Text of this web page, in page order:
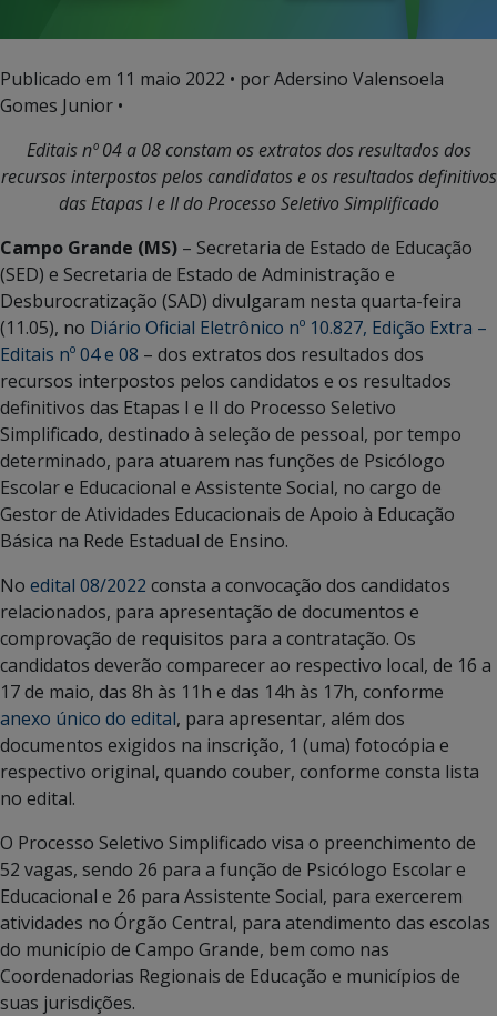
Publicado em 11 maio 2022 • por Adersino Valensoela
Gomes Junior •
Editais nº 04 a 08 constam os extratos dos resultados dos
recursos interpostos pelos candidatos e os resultados definitivos
das Etapas I e II do Processo Seletivo Simplificado
Campo Grande (MS) – Secretaria de Estado de Educação
(SED) e Secretaria de Estado de Administração e
Desburocratização (SAD) divulgaram nesta quarta-feira
(11.05), no Diário Oficial Eletrônico nº 10.827, Edição Extra –
Editais nº 04 e 08 – dos extratos dos resultados dos
recursos interpostos pelos candidatos e os resultados
definitivos das Etapas I e II do Processo Seletivo
Simplificado, destinado à seleção de pessoal, por tempo
determinado, para atuarem nas funções de Psicólogo
Escolar e Educacional e Assistente Social, no cargo de
Gestor de Atividades Educacionais de Apoio à Educação
Básica na Rede Estadual de Ensino.
No edital 08/2022 consta a convocação dos candidatos
relacionados, para apresentação de documentos e
comprovação de requisitos para a contratação. Os
candidatos deverão comparecer ao respectivo local, de 16 a
17 de maio, das 8h às 11h e das 14h às 17h, conforme
anexo único do edital, para apresentar, além dos
documentos exigidos na inscrição, 1 (uma) fotocópia e
respectivo original, quando couber, conforme consta lista
no edital.
O Processo Seletivo Simplificado visa o preenchimento de
52 vagas, sendo 26 para a função de Psicólogo Escolar e
Educacional e 26 para Assistente Social, para exercerem
atividades no Órgão Central, para atendimento das escolas
do município de Campo Grande, bem como nas
Coordenadorias Regionais de Educação e municípios de
suas jurisdições.